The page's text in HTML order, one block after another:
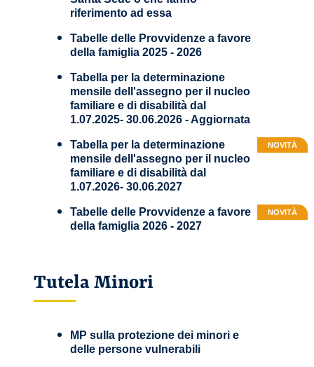
riferimento ad essa
Tabelle delle Provvidenze a favore
della famiglia 2025 - 2026
Tabella per la determinazione
mensile dell'assegno per il nucleo
familiare e di disabilità dal
1.07.2025- 30.06.2026 - Aggiornata
Tabella per la determinazione
mensile dell'assegno per il nucleo
familiare e di disabilità dal
1.07.2026- 30.06.2027
NOVITÀ
Tabelle delle Provvidenze a favore
della famiglia 2026 - 2027
NOVITÀ
Tutela Minori
MP sulla protezione dei minori e
delle persone vulnerabili